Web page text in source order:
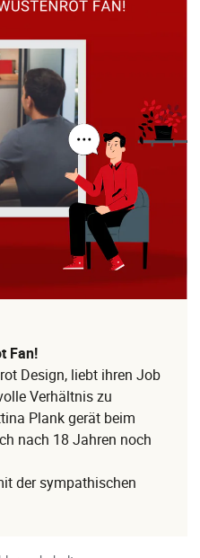
Fan!
Design, liebt ihren Job
Verhältnis zu
Plank gerät beim
nach 18 Jahren noch
der sympathischen